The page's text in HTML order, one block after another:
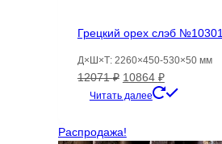
Грецкий орех слэб №10301
Д×Ш×Т: 2260×450-530×50 мм
12071₽ Первоначальная
цена
12071 ₽.
10864 ₽Текущая
цена:
Читать далее
Распродажа!